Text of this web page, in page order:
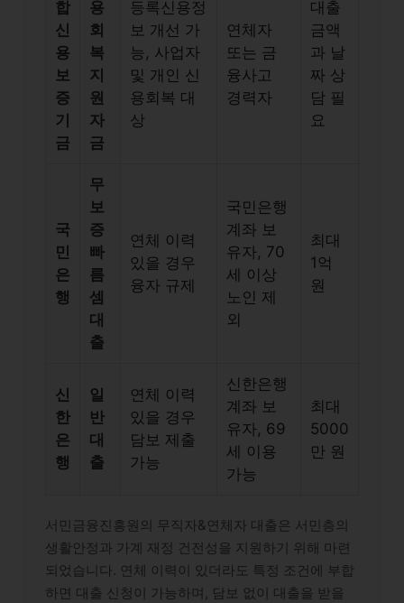
합
신
용
보
증
기
금
용
회
복
지
원
자
금
등록신용정
보 개선 가
능, 사업자
및 개인 신
용회복 대
상
연체자
또는 금
융사고
경력자
대출
금액
과 날
짜 상
담 필
요
국
민
은
행
무
보
증
빠
름
셈
대
출
연체 이력
있을 경우
융자 규제
국민은행
계좌 보
유자, 70
세 이상
노인 제
외
최대
1억
원
신
한
은
행
일
반
대
출
연체 이력
있을 경우
담보 제출
가능
신한은행
계좌 보
유자, 69
세 이용
가능
최대
5000
만 원
서민금융진흥원의 무직자&연체자 대출은 서민층의
생활안정과 가계 재정 건전성을 지원하기 위해 마련
되었습니다. 연체 이력이 있더라도 특정 조건에 부합
하면 대출 신청이 가능하며, 담보 없이 대출을 받을